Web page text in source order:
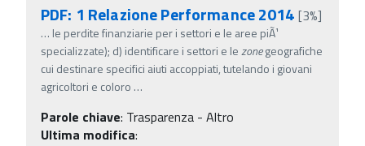
PDF: 1 Relazione Performance 2014 [3%]
… le perdite finanziarie per i settori e le aree piÃ¹
specializzate); d) identificare i settori e lezonegeografiche
cui destinare specifici aiuti accoppiati, tutelando i giovani
agricoltori e coloro …
Parole chiave: Trasparenza - Altro
Ultima modifica: